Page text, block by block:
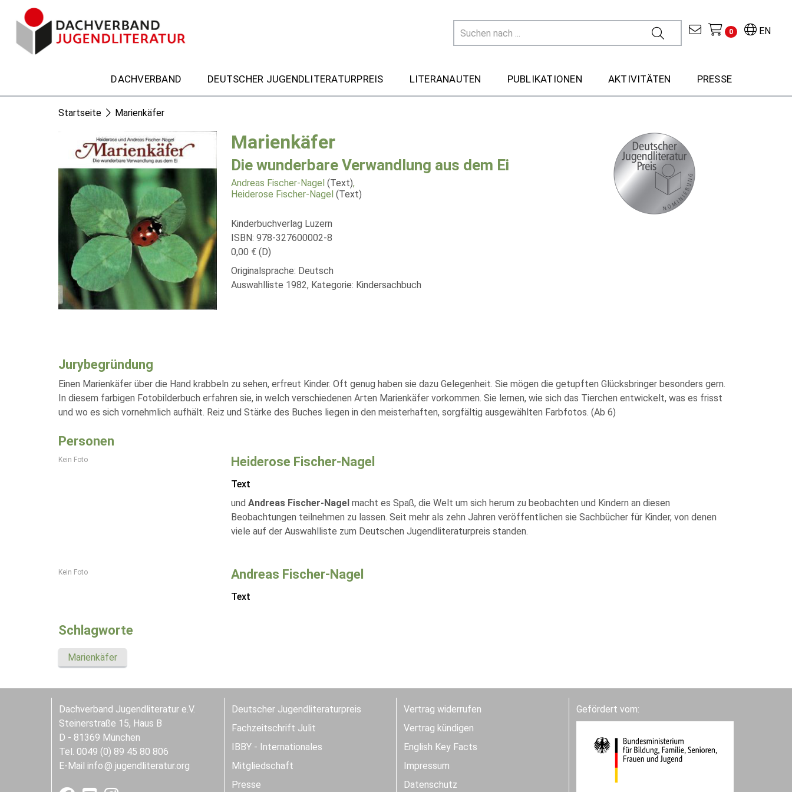
EN
0
DACHVERBAND DEUTSCHER JUGENDLITERATURPREIS LITERANAUTEN PUBLIKATIONEN AKTIVITÄTEN PRESSE
Startseite Marienkäfer
Marienkäfer
Die wunderbare Verwandlung aus dem Ei
Andreas Fischer-Nagel (Text),
Heiderose Fischer-Nagel (Text)
Kinderbuchverlag Luzern
ISBN: 978-327600002-8
0,00 € (D)
Originalsprache: Deutsch
Auswahlliste 1982, Kategorie: Kindersachbuch
Jurybegründung
Einen Marienkäfer über die Hand krabbeln zu sehen, erfreut Kinder. Oft genug haben sie dazu Gelegenheit. Sie mögen die getupften Glücksbringer besonders gern.
In diesem farbigen Fotobilderbuch erfahren sie, in welch verschiedenen Arten Marienkäfer vorkommen. Sie lernen, wie sich das Tierchen entwickelt, was es frisst
und wo es sich vornehmlich aufhält. Reiz und Stärke des Buches liegen in den meisterhaften, sorgfältig ausgewählten Farbfotos. (Ab 6)
Personen
Kein Foto Heiderose Fischer-Nagel
Text
und Andreas Fischer-Nagel macht es Spaß, die Welt um sich herum zu beobachten und Kindern an diesen
Beobachtungen teilnehmen zu lassen. Seit mehr als zehn Jahren veröffentlichen sie Sachbücher für Kinder, von denen
viele auf der Auswahlliste zum Deutschen Jugendliteraturpreis standen.
Kein Foto Andreas Fischer-Nagel
Text
Schlagworte
Marienkäfer
Dachverband Jugendliteratur e.V.
Steinerstraße 15, Haus B
D - 81369 München
Tel. 0049 (0) 89 45 80 806
E-Mail info jugendliteratur.org
Deutscher Jugendliteraturpreis
Fachzeitschrift Julit
IBBY - Internationales
Mitgliedschaft
Presse
Vertrag widerrufen
Vertrag kündigen
English Key Facts
Impressum
Datenschutz
Gefördert vom: